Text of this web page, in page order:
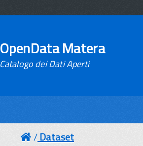
OpenData Matera
Catalogo dei Dati Aperti
Dataset